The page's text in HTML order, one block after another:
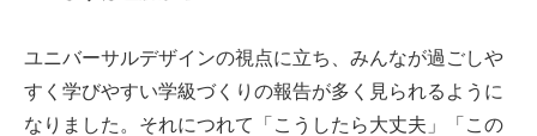
ユニバーサルデザインの視点に立ち、みんなが過ごしや
すく学びやすい学級づくりの報告が多く見られるように
なりました。それにつれて「こうしたら大丈夫」「この